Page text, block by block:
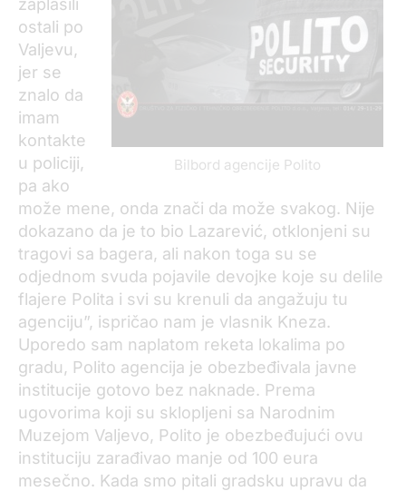
Bilbord agencije Polito
zaplašili
ostali po
Valjevu,
jer se
znalo da
imam
kontakte
u policiji,
pa ako
može mene, onda znači da može svakog. Nije
dokazano da je to bio Lazarević, otklonjeni su
tragovi sa bagera, ali nakon toga su se
odjednom svuda pojavile devojke koje su delile
flajere Polita i svi su krenuli da angažuju tu
agenciju”, ispričao nam je vlasnik Kneza.
Uporedo sam naplatom reketa lokalima po
gradu, Polito agencija je obezbeđivala javne
institucije gotovo bez naknade. Prema
ugovorima koji su sklopljeni sa Narodnim
Muzejom Valjevo, Polito je obezbeđujući ovu
instituciju zarađivao manje od 100 eura
mesečno. Kada smo pitali gradsku upravu da